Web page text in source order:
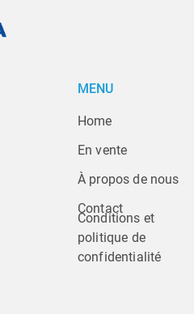
MENU
Home
En vente
À propos de nous
Contact
Conditions et
politique de
confidentialité